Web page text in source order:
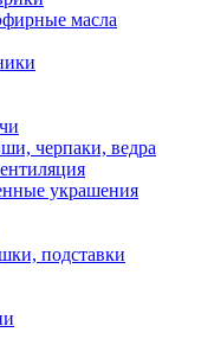
масла
черпаки, ведра
украшения
подставки